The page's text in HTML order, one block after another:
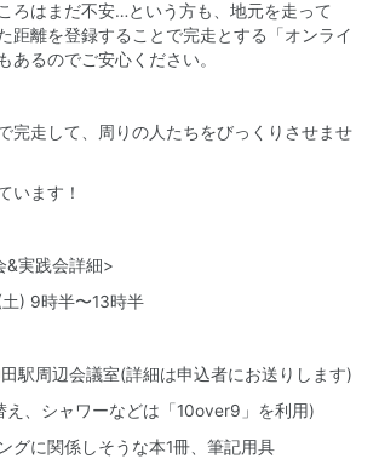
ろはまだ不安…という方も、地元を走って
距離を登録することで完走とする「オンライ
あるのでご安心ください。
完走して、周りの人たちをびっくりさせませ
います！
&実践会詳細>
) 9時半〜13時半
駅周辺会議室(詳細は申込者にお送りします)
、シャワーなどは「10over9」を利用)
グに関係しそうな本1冊、筆記用具